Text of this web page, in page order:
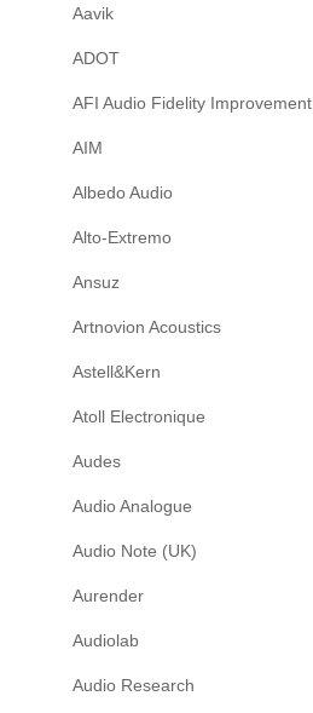
Aavik
ADOT
AFI Audio Fidelity Improvement
AIM
Albedo Audio
Alto-Extremo
Ansuz
Artnovion Acoustics
Astell&Kern
Atoll Electronique
Audes
Audio Analogue
Audio Note (UK)
Aurender
Audiolab
Audio Research